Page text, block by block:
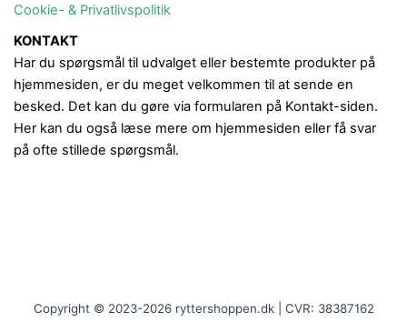
Cookie- & Privatlivspolitik
KONTAKT
Har du spørgsmål til udvalget eller bestemte produkter på
hjemmesiden, er du meget velkommen til at sende en
besked. Det kan du gøre via formularen på Kontakt-siden.
Her kan du også læse mere om hjemmesiden eller få svar
på ofte stillede spørgsmål.
Copyright © 2023-2026 ryttershoppen.dk | CVR: 38387162